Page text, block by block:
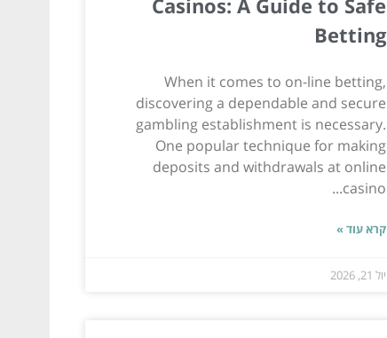
Betting
When it comes to on-line betting,
discovering a dependable and secure
gambling establishment is necessary.
One popular technique for making
deposits and withdrawals at online
casino...
קרא עוד »
יול 21, 2026